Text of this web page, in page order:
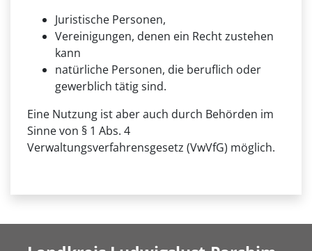
Juristische Personen,
Vereinigungen, denen ein Recht zustehen
kann
natürliche Personen, die beruflich oder
gewerblich tätig sind.
Eine Nutzung ist aber auch durch Behörden im
Sinne von § 1 Abs. 4
Verwaltungsverfahrensgesetz (VwVfG) möglich.